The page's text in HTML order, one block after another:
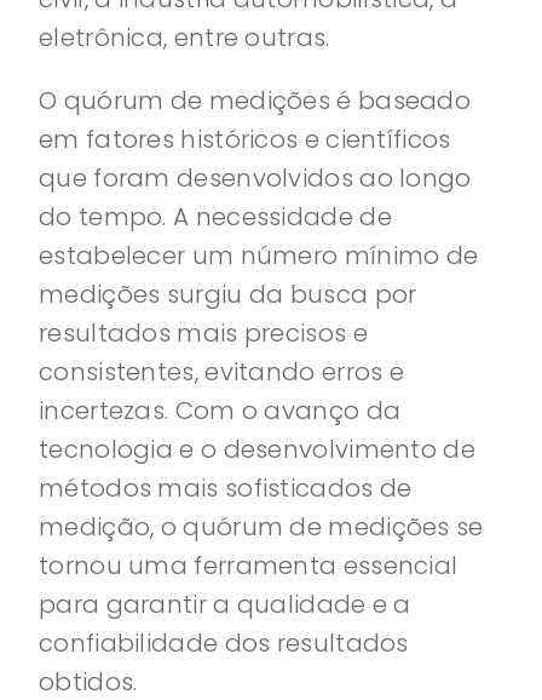
eletrônica, entre outras.
O quórum de medições é baseado
em fatores históricos e científicos
que foram desenvolvidos ao longo
do tempo. A necessidade de
estabelecer um número mínimo de
medições surgiu da busca por
resultados mais precisos e
consistentes, evitando erros e
incertezas. Com o avanço da
tecnologia e o desenvolvimento de
métodos mais sofisticados de
medição, o quórum de medições se
tornou uma ferramenta essencial
para garantir a qualidade e a
confiabilidade dos resultados
obtidos.